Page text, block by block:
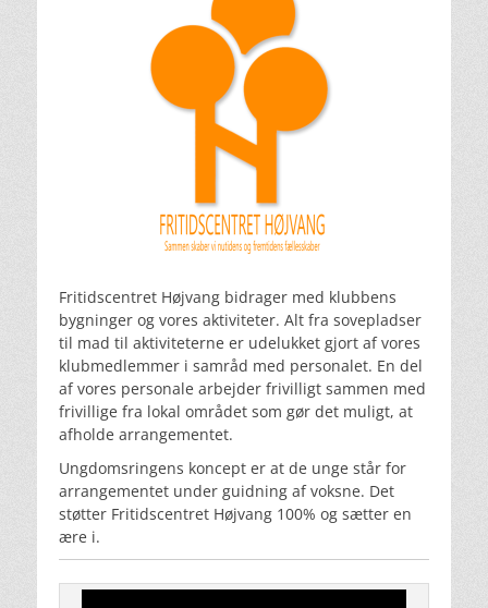
Fritidscentret Højvang bidrager med klubbens
bygninger og vores aktiviteter. Alt fra sovepladser
til mad til aktiviteterne er udelukket gjort af vores
klubmedlemmer i samråd med personalet. En del
af vores personale arbejder frivilligt sammen med
frivillige fra lokal området som gør det muligt, at
afholde arrangementet.
Ungdomsringens koncept er at de unge står for
arrangementet under guidning af voksne. Det
støtter Fritidscentret Højvang 100% og sætter en
ære i.